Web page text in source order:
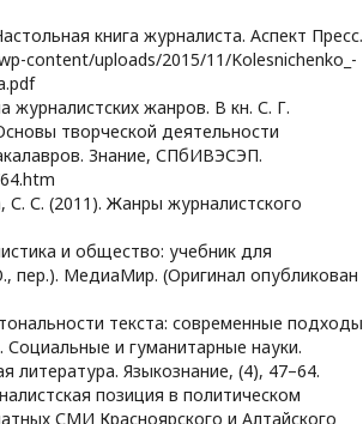
книга журналиста. Аспект Пресс.
content/uploads/2015/11/Kolesnichenko_-
журналистских жанров. В кн. С. Г.
творческой деятельности
Знание, СПбИВЭСЭП.
С. С. (2011). Жанры журналистского
и общество: учебник для
пер.). МедиаМир. (Оригинал опубликован
текста: современные подходы
и гуманитарные науки.
литература. Языкознание, (4), 47–64.
позиция в политическом
СМИ Красноярского и Алтайского